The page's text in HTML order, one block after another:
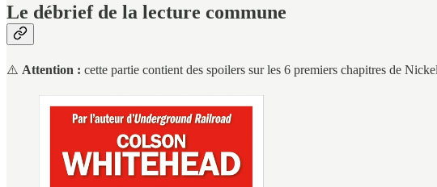
Le débrief de la lecture commune
⚠️ Attention : cette partie contient des spoilers sur les 6 premiers chapitres de